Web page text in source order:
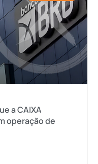
a CAIXA
operação de